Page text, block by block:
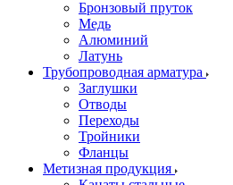
Бронзовый пруток
Медь
Алюминий
Латунь
Трубопроводная арматура
Заглушки
Отводы
Переходы
Тройники
Фланцы
Метизная продукция